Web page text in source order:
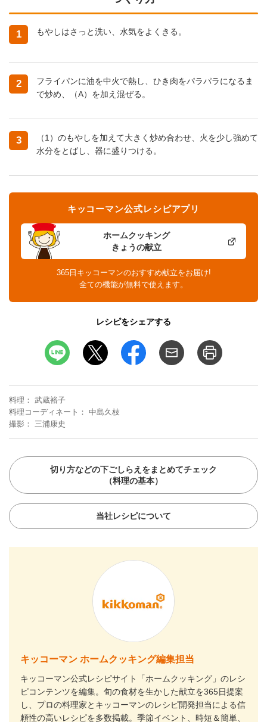
1 もやしはさっと洗い、水気をよくきる。
2
フライパンに油を中火で熱し、ひき肉をパラパラになるま
で炒め、（A）を加え混ぜる。
3
（1）のもやしを加えて大きく炒め合わせ、火を少し強めて
水分をとばし、器に盛りつける。
ホームクッキング
きょうの献立
キッコーマン公式レシピアプリ
365日キッコーマンのおすすめ献立をお届け!
全ての機能が無料で使えます。
レシピをシェアする
料理
武蔵裕子
料理コーディネート
中島久枝
撮影
三浦康史
切り方などの下ごしらえをまとめてチェック
（料理の基本）
当社レシピについて
キッコーマン ホームクッキング編集担当
キッコーマン公式レシピサイト「ホームクッキング」のレシ
ピコンテンツを編集。旬の食材を生かした献立を365日提案
し、プロの料理家とキッコーマンのレシピ開発担当による信
頼性の高いレシピを多数掲載。季節イベント、時短＆簡単、